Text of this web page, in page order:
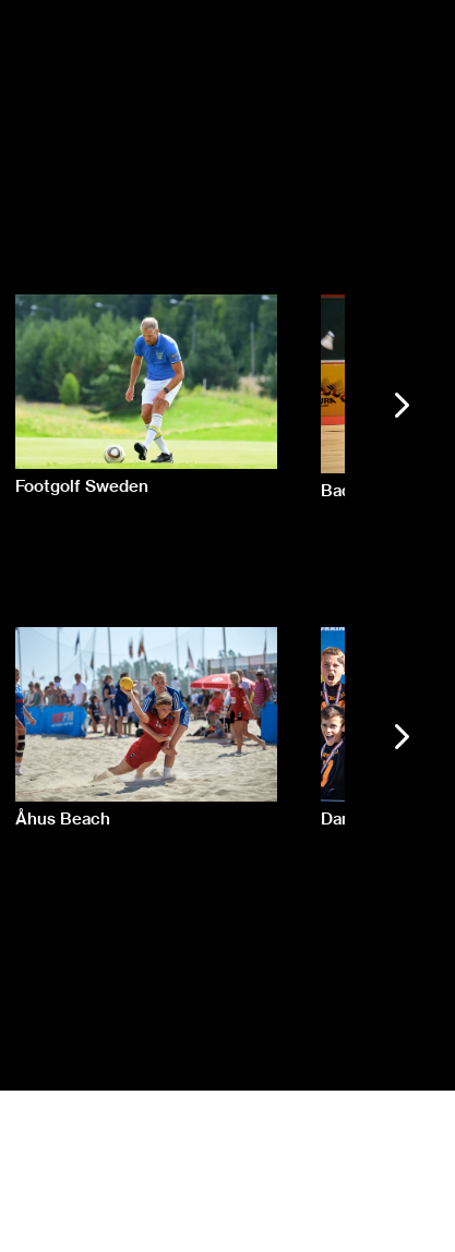
Footgolf Sweden Badmintonligan
Åhus Beach Dana Cup